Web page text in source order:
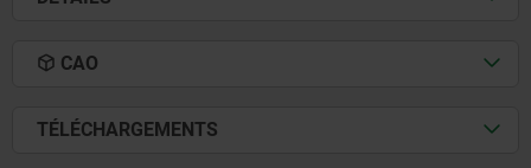
CAO
TÉLÉCHARGEMENTS